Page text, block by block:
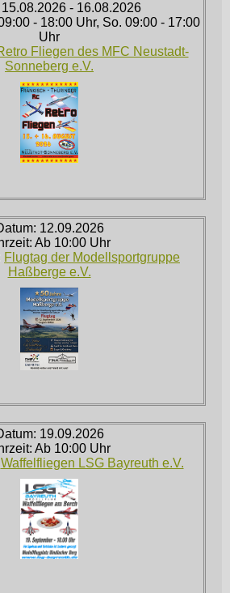
15.08.2026 - 16.08.2026
- 18:00 Uhr, So. 09:00 - 17:00
Uhr
Fliegen des MFC Neustadt-
Sonneberg e.V.
12.09.2026
Ab 10:00 Uhr
Flugtag der Modellsportgruppe
Haßberge e.V.
19.09.2026
Ab 10:00 Uhr
Waffelfliegen LSG Bayreuth e.V.